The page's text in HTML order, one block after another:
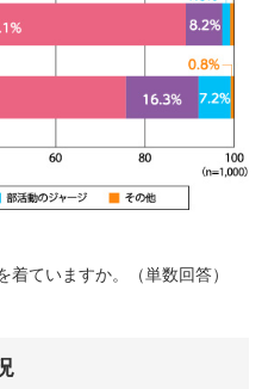
着ていますか。（単数回答）